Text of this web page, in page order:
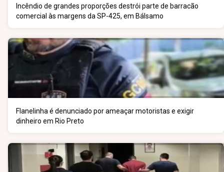
Incêndio de grandes proporções destrói parte de barracão
comercial às margens da SP-425, em Bálsamo
Flanelinha é denunciado por ameaçar motoristas e exigir
dinheiro em Rio Preto